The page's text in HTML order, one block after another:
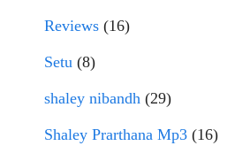
Reviews (16)
Setu (8)
shaley nibandh (29)
Shaley Prarthana Mp3 (16)